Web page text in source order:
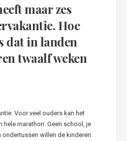
maar zes
Hoe
dat in landen
twaalf weken
Voor veel ouders kan het
hele marathon. Geen school, je
willen de kinderen